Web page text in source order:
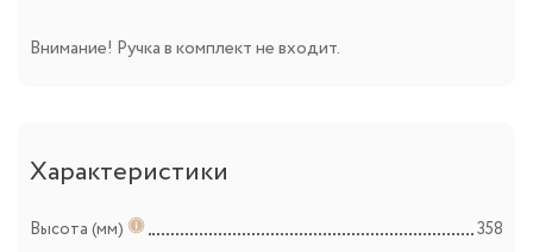
Внимание! Ручка в комплект не входит.
Характеристики
Высота (мм)
358